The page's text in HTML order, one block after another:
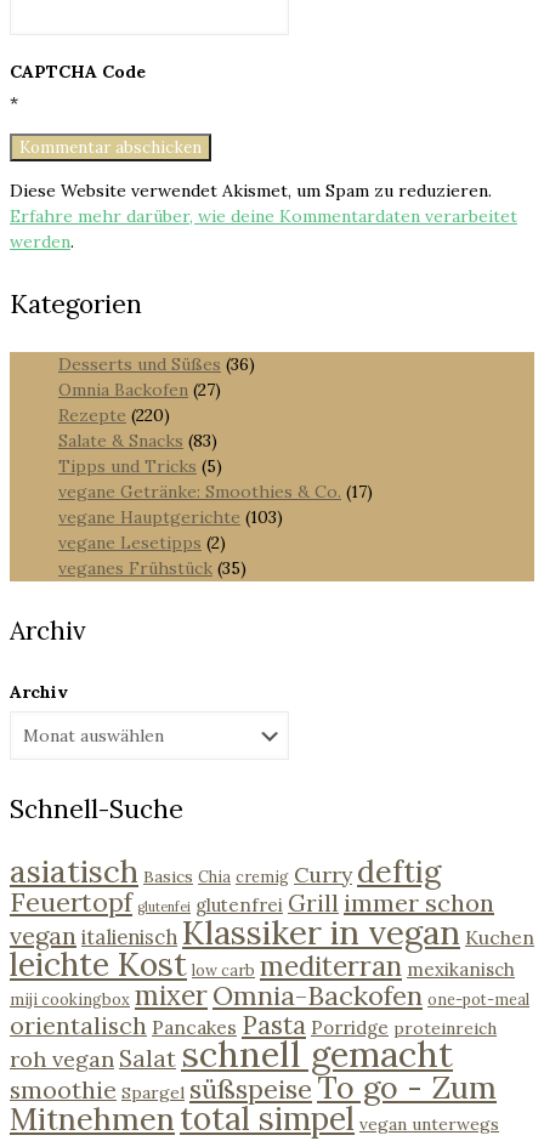
CAPTCHA Code
*
Diese Website verwendet Akismet, um Spam zu reduzieren.
Erfahre mehr darüber, wie deine Kommentardaten verarbeitet
werden.
Kategorien
Desserts und Süßes (36)
Omnia Backofen (27)
Rezepte (220)
Salate & Snacks (83)
Tipps und Tricks (5)
vegane Getränke: Smoothies & Co. (17)
vegane Hauptgerichte (103)
vegane Lesetipps (2)
veganes Frühstück (35)
Archiv
Archiv
Schnell-Suche
asiatisch Basics Chia cremig Curry deftig
Feuertopf glutenfei glutenfrei Grill immer schon
veganitalienisch Klassiker in vegan Kuchen
leichte Kost low carb mediterran mexikanisch
miji cookingbox mixerOmnia-Backofen one-pot-meal
orientalisch Pancakes Pasta Porridge proteinreich
roh vegan Salat schnell gemacht
smoothie Spargel süßspeiseTo go - Zum
Mitnehmentotal simpel vegan unterwegs